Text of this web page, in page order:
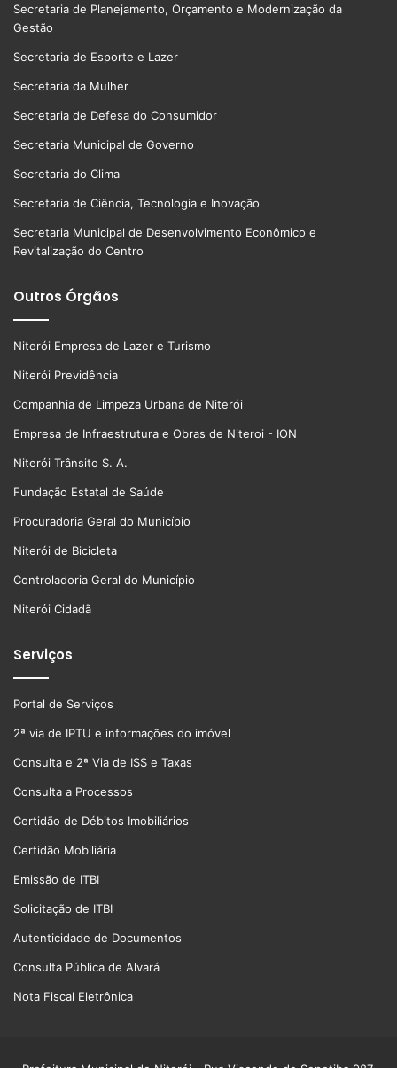
Secretaria de Planejamento, Orçamento e Modernização da
Gestão
Secretaria de Esporte e Lazer
Secretaria da Mulher
Secretaria de Defesa do Consumidor
Secretaria Municipal de Governo
Secretaria do Clima
Secretaria de Ciência, Tecnologia e Inovação
Secretaria Municipal de Desenvolvimento Econômico e
Revitalização do Centro
Outros Órgãos
Niterói Empresa de Lazer e Turismo
Niterói Previdência
Companhia de Limpeza Urbana de Niterói
Empresa de Infraestrutura e Obras de Niteroi - ION
Niterói Trânsito S. A.
Fundação Estatal de Saúde
Procuradoria Geral do Município
Niterói de Bicicleta
Controladoria Geral do Município
Niterói Cidadã
Serviços
Portal de Serviços
2ª via de IPTU e informações do imóvel
Consulta e 2ª Via de ISS e Taxas
Consulta a Processos
Certidão de Débitos Imobiliários
Certidão Mobiliária
Emissão de ITBI
Solicitação de ITBI
Autenticidade de Documentos
Consulta Pública de Alvará
Nota Fiscal Eletrônica